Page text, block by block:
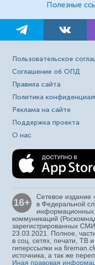
Полезные
Пользовательское
Соглашение об ОПД
Правила сайта
Политика
Реклама на сайте
Поддержка проекта
О нас
16+
Сетевое издание
в Федеральной
информационных
коммуникаций
зарегистрированных
23.03.2021. Полное,
в соц. сетях, печати, ТВ
гиперссылки на
источника, а так же
Иная правовая